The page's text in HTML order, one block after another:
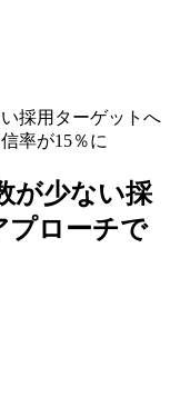
採用ターゲットへ
率が15％に
が少ない採
プローチで